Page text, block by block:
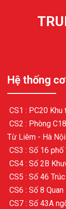
Hệ thống
CS1 : PC20
CS2 : Phòng
Từ Liêm - Hà Nội
CS3 : Số 16
CS4 : Số 2B
CS5 : Số 46
CS6 : Số 8 Quan
CS7 : Số 43A